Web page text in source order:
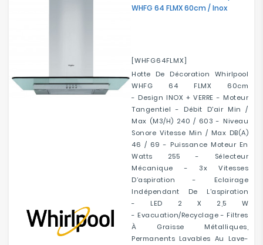
WHFG 64 FLMX 60cm / Inox
[WHFG64FLMX]
Hotte De Décoration Whirlpool
WHFG 64 FLMX 60cm
- Design INOX + VERRE - Moteur
Tangentiel - Débit D'air Min /
Max (m3/h) 240 / 603 - Niveau
Sonore Vitesse Min / Max DB(A)
46 / 69 - Puissance Moteur En
Watts 255 - Sélecteur
Mécanique - 3x Vitesses
D’aspiration - Eclairage
Indépendant De L'aspiration
- LED 2 X 2,5 W
- Evacuation/recyclage - Filtres
À Graisse Métalliques,
Permanents Lavables Au Lave-